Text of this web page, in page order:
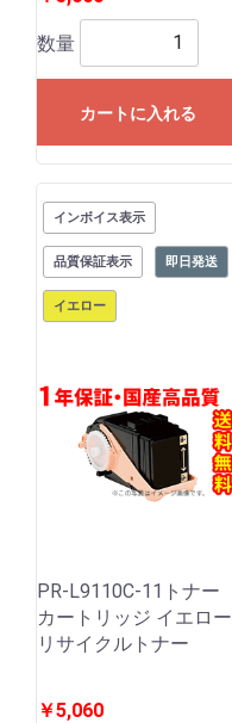
数量
カートに入れる
インボイス表示
品質保証表示 即日発送
イエロー
PR-L9110C-11トナー
カートリッジ イエロー
リサイクルトナー
￥5,060